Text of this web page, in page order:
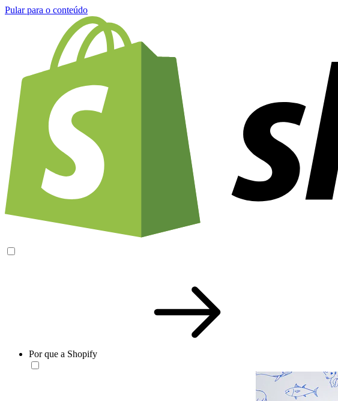
Pular para o conteúdo
Por que a Shopify